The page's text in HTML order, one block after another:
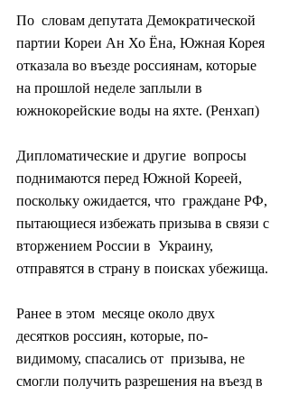
По  словам депутата Демократической
партии Кореи Ан Хо Ёна, Южная Корея
отказала во въезде россиянам, которые
на прошлой неделе заплыли в
южнокорейские воды на яхте. (Ренхап)
Дипломатические и другие  вопросы
поднимаются перед Южной Кореей,
поскольку ожидается, что  граждане РФ,
пытающиеся избежать призыва в связи с
вторжением России в  Украину,
отправятся в страну в поисках убежища.
Ранее в этом  месяце около двух
десятков россиян, которые, по-
видимому, спасались от  призыва, не
смогли получить разрешения на въезд в